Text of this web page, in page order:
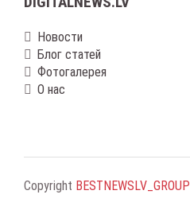
Новости
Блог статей
Фотогалерея
О нас
Copyright BESTNEWSLV_GROUP